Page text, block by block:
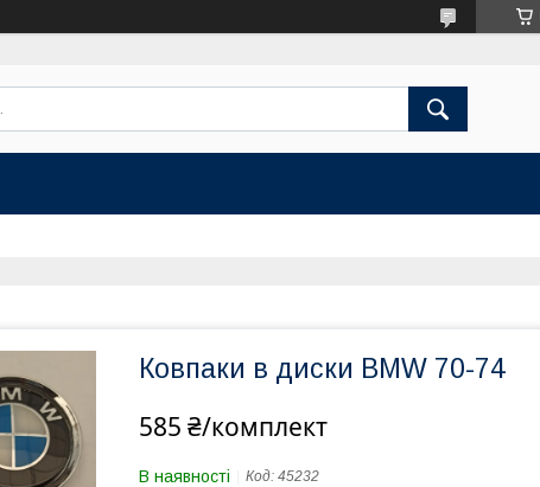
Ковпаки в диски BMW 70-74
585 ₴/комплект
В наявності Код: 45232